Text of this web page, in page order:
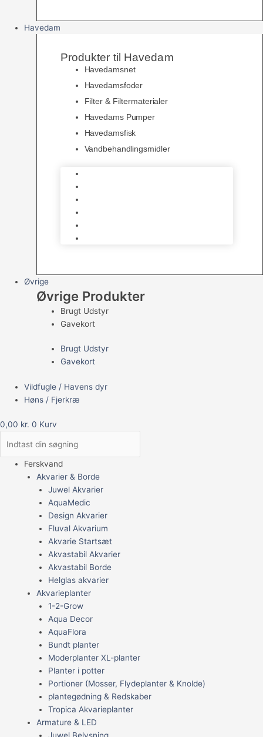
Havedam
Produkter til Havedam
Havedamsnet
Havedamsfoder
Filter & Filtermaterialer
Havedams Pumper
Havedamsfisk
Vandbehandlingsmidler
Øvrige
Øvrige Produkter
Brugt Udstyr
Gavekort
Brugt Udstyr
Gavekort
Vildfugle / Havens dyr
Høns / Fjerkræ
0,00 kr. 0 Kurv
Ferskvand
Akvarier & Borde
Juwel Akvarier
AquaMedic
Design Akvarier
Fluval Akvarium
Akvarie Startsæt
Akvastabil Akvarier
Akvastabil Borde
Helglas akvarier
Akvarieplanter
1-2-Grow
Aqua Decor
AquaFlora
Bundt planter
Moderplanter XL-planter
Planter i potter
Portioner (Mosser, Flydeplanter & Knolde)
plantegødning & Redskaber
Tropica Akvarieplanter
Armature & LED
Juwel Belysning